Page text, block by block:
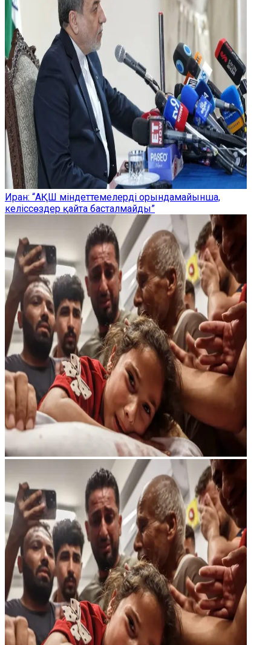
Иран: “АҚШ міндеттемелерді орындамайынша,
келіссөздер қайта басталмайды”